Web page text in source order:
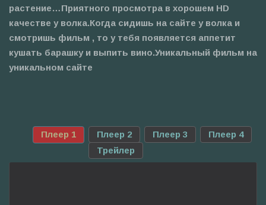
растение…Приятного просмотра в хорошем HD
качестве у волка.Когда сидишь на сайте у волка и
смотришь фильм , то у тебя появляется аппетит
кушать барашку и выпить вино.Уникальный фильм на
уникальном сайте
Плеер 1 Плеер 2 Плеер 3
Плеер 4
Трейлер